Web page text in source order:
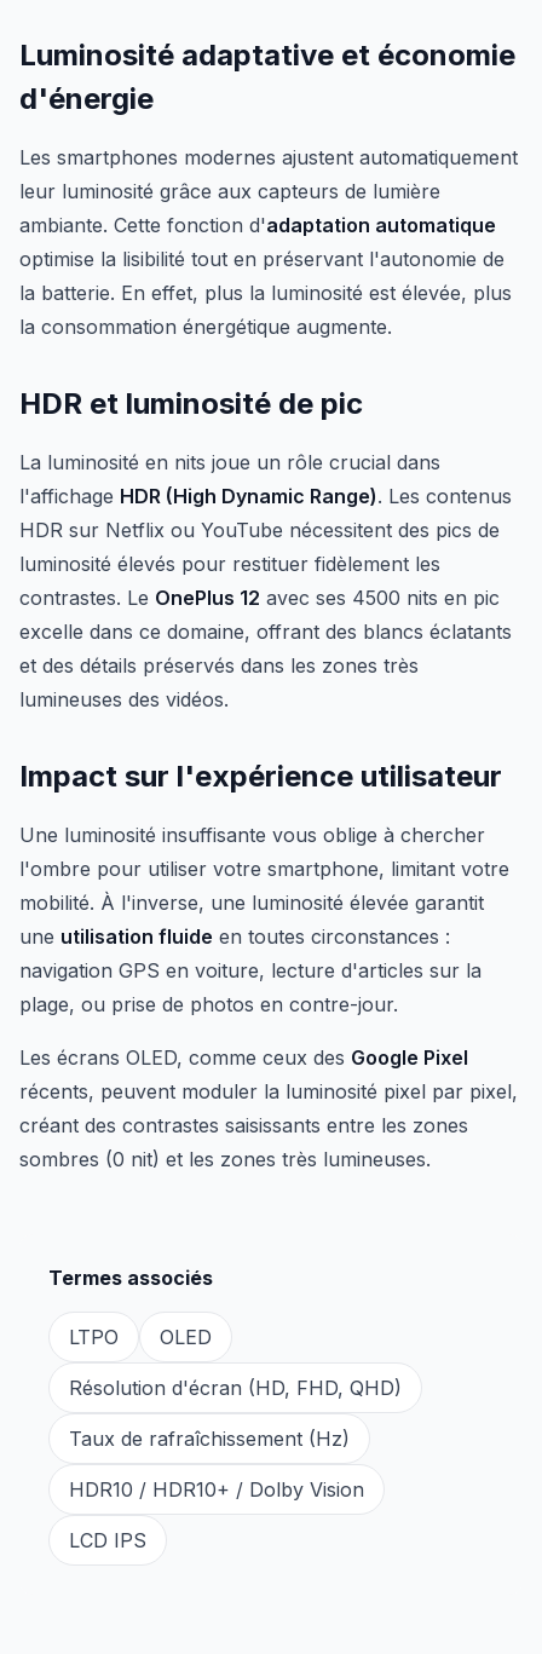
Luminosité adaptative et économie
d'énergie
Les smartphones modernes ajustent automatiquement
leur luminosité grâce aux capteurs de lumière
ambiante. Cette fonction d'adaptation automatique
optimise la lisibilité tout en préservant l'autonomie de
la batterie. En effet, plus la luminosité est élevée, plus
la consommation énergétique augmente.
HDR et luminosité de pic
La luminosité en nits joue un rôle crucial dans
l'affichage HDR (High Dynamic Range). Les contenus
HDR sur Netflix ou YouTube nécessitent des pics de
luminosité élevés pour restituer fidèlement les
contrastes. Le OnePlus 12 avec ses 4500 nits en pic
excelle dans ce domaine, offrant des blancs éclatants
et des détails préservés dans les zones très
lumineuses des vidéos.
Impact sur l'expérience utilisateur
Une luminosité insuffisante vous oblige à chercher
l'ombre pour utiliser votre smartphone, limitant votre
mobilité. À l'inverse, une luminosité élevée garantit
une utilisation fluide en toutes circonstances :
navigation GPS en voiture, lecture d'articles sur la
plage, ou prise de photos en contre-jour.
Les écrans OLED, comme ceux des Google Pixel
récents, peuvent moduler la luminosité pixel par pixel,
créant des contrastes saisissants entre les zones
sombres (0 nit) et les zones très lumineuses.
Termes associés
LTPO OLED
Résolution d'écran (HD, FHD, QHD)
Taux de rafraîchissement (Hz)
HDR10 / HDR10+ / Dolby Vision
LCD IPS